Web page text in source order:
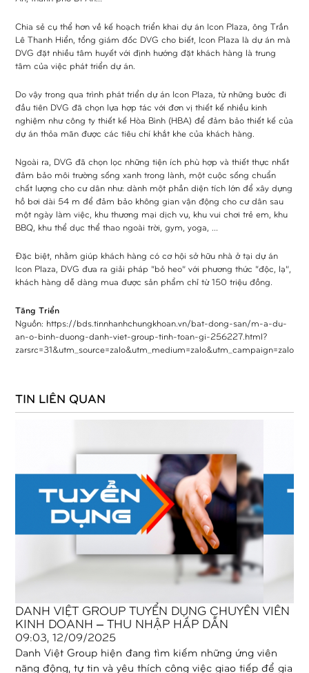
Chia sẻ cụ thể hơn về kế hoạch triển khai dự án Icon Plaza, ông Trần
Lê Thanh Hiển, tổng giám đốc DVG cho biết, Icon Plaza là dự án mà
DVG đặt nhiều tâm huyết với định hướng đặt khách hàng là trung
tâm của việc phát triển dự án.
Do vậy trong qua trình phát triển dự án Icon Plaza, từ những bước đi
đầu tiên DVG đã chọn lựa hợp tác với đơn vị thiết kế nhiều kinh
nghiệm như công ty thiết kế Hòa Bình (HBA) để đảm bảo thiết kế của
dự án thỏa mãn được các tiêu chí khắt khe của khách hàng.
Ngoài ra, DVG đã chọn lọc những tiện ích phù hợp và thiết thực nhất
đảm bảo môi trường sống xanh trong lành, một cuộc sống chuẩn
chất lượng cho cư dân như: dành một phần diện tích lớn để xây dựng
hồ bơi dài 54 m để đảm bảo không gian vận động cho cư dân sau
một ngày làm việc, khu thương mại dịch vụ, khu vui chơi trẻ em, khu
BBQ, khu thể dục thể thao ngoài trời, gym, yoga, …
Đặc biệt, nhằm giúp khách hàng có cơ hội sở hữu nhà ở tại dự án
Icon Plaza, DVG đưa ra giải pháp “bỏ heo” với phương thức “độc, lạ”,
khách hàng dễ dàng mua được sản phẩm chỉ từ 150 triệu đồng.
Tăng Triển
Nguồn: https://bds.tinnhanhchungkhoan.vn/bat-dong-san/m-a-du-
an-o-binh-duong-danh-viet-group-tinh-toan-gi-256227.html?
zarsrc=31&utm_source=zalo&utm_medium=zalo&utm_campaign=zalo
TIN LIÊN QUAN
DANH VIỆT GROUP TUYỂN DỤNG CHUYÊN VIÊN
KINH DOANH – THU NHẬP HẤP DẪN
09:03, 12/09/2025
Danh Việt Group hiện đang tìm kiếm những ứng viên
năng động, tự tin và yêu thích công việc giao tiếp để gia